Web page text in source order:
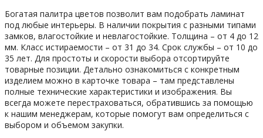
Богатая палитра цветов позволит вам подобрать ламинат
под любые интерьеры. В наличии покрытия с разными типами
замков, влагостойкие и невлагостойкие. Толщина – от 4 до 12
мм. Класс истираемости – от 31 до 34. Срок службы – от 10 до
35 лет. Для простоты и скорости выбора отсортируйте
товарные позиции. Детально ознакомиться с конкретным
изделием можно в карточке товара – там представлены
полные технические характеристики и изображения. Вы
всегда можете перестраховаться, обратившись за помощью
к нашим менеджерам, которые помогут вам определиться с
выбором и объемом закупки.